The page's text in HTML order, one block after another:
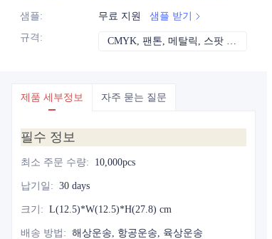
샘플: 무료 지원
샘플 받기
규격 : CMYK, 팬톤, 메탈릭, 스팟 컬러 등
제품 세부정보 자주 묻는 질문
필수 정보
최소 주문 수량: 10,000pcs
납기일 : 30 days
크기 : L(12.5)*W(12.5)*H(27.8) cm
배송 방법 : 해상운송, 항공운송, 육상운송